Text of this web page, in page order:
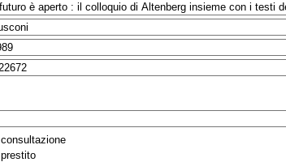
consultazione
prestito